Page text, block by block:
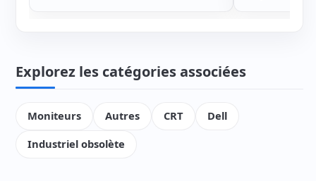
Explorez les catégories associées
Moniteurs Autres CRT
Dell
Industriel obsolète